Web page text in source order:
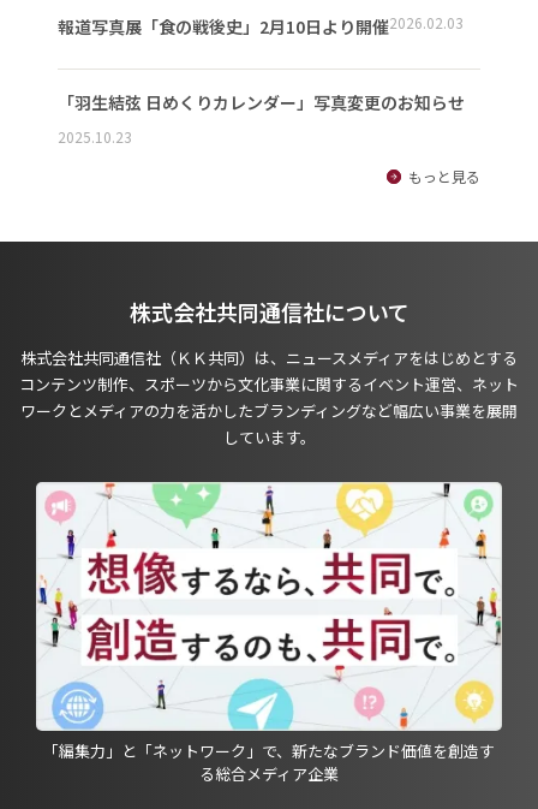
報道写真展「食の戦後史」2月10日より開催2026.02.03
「羽生結弦 日めくりカレンダー」写真変更のお知らせ
2025.10.23
もっと見る
株式会社共同通信社について
株式会社共同通信社（ＫＫ共同）は、ニュースメディアをはじめとする
コンテンツ制作、スポーツから文化事業に関するイベント運営、ネット
ワークとメディアの力を活かしたブランディングなど幅広い事業を展開
しています。
「編集力」と「ネットワーク」で、新たなブランド価値を創造す
る総合メディア企業